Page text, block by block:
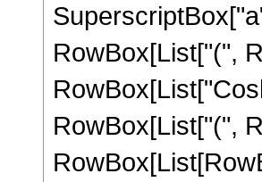
RowBox[List["(",
RowBox[List["(",